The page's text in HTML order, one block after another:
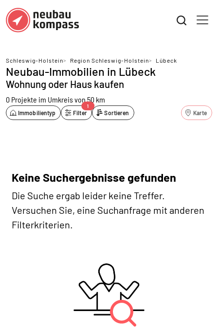
Schleswig-Holstein> Region Schleswig-Holstein> Lübeck
Neubau-Immobilien in Lübeck
Wohnung oder Haus kaufen
0 Projekte im Umkreis von 50 km
Immobilientyp Filter
1
Sortieren Karte
Keine Suchergebnisse gefunden
Die Suche ergab leider keine Treffer.
Versuchen Sie, eine Suchanfrage mit anderen
Filterkriterien.